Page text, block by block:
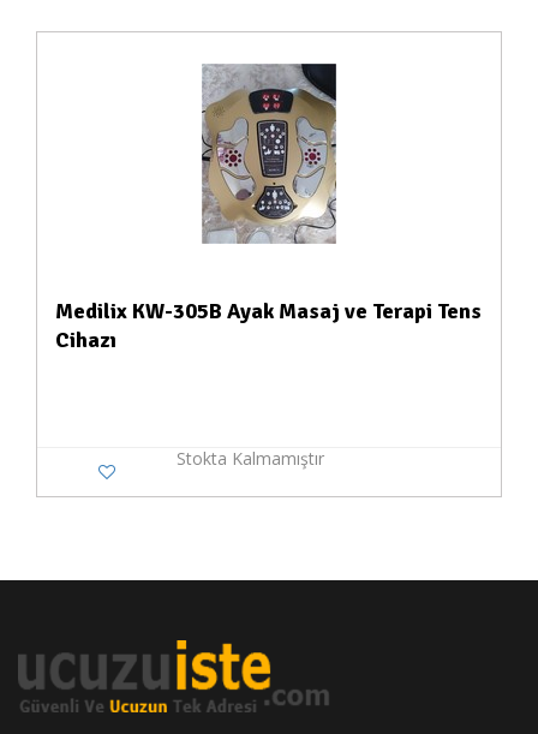
Medilix KW-305B Ayak Masaj ve Terapi Tens
Cihazı
Stokta Kalmamıştır